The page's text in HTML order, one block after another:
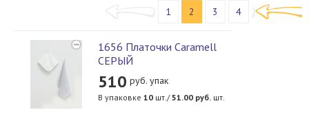
1
2 3 4
1656 Платочки Caramell
СЕРЫЙ
510 руб. упак
В упаковке 10 шт./51.00 руб. шт.